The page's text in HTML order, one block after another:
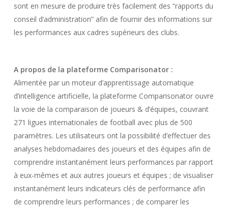
sont en mesure de produire très facilement des “rapports du
conseil d’administration” afin de fournir des informations sur
les performances aux cadres supérieurs des clubs.
A propos de la plateforme Comparisonator :
Alimentée par un moteur d’apprentissage automatique
d’intelligence artificielle, la plateforme Comparisonator ouvre
la voie de la comparaison de joueurs & d’équipes, couvrant
271 ligues internationales de football avec plus de 500
paramètres. Les utilisateurs ont la possibilité d’effectuer des
analyses hebdomadaires des joueurs et des équipes afin de
comprendre instantanément leurs performances par rapport
à eux-mêmes et aux autres joueurs et équipes ; de visualiser
instantanément leurs indicateurs clés de performance afin
de comprendre leurs performances ; de comparer les